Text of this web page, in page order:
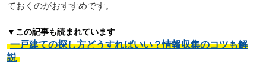
ておくのがおすすめです。
▼この記事も読まれています
一戸建ての探し方どうすればいい？情報収集のコツも解
説